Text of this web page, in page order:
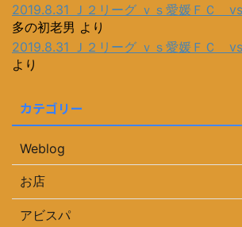
2019.8.31 Ｊ２リーグ ｖｓ愛媛ＦＣ
多の初老男 より
2019.8.31 Ｊ２リーグ ｖｓ愛媛ＦＣ
より
カテゴリー
Weblog
お店
アビスパ